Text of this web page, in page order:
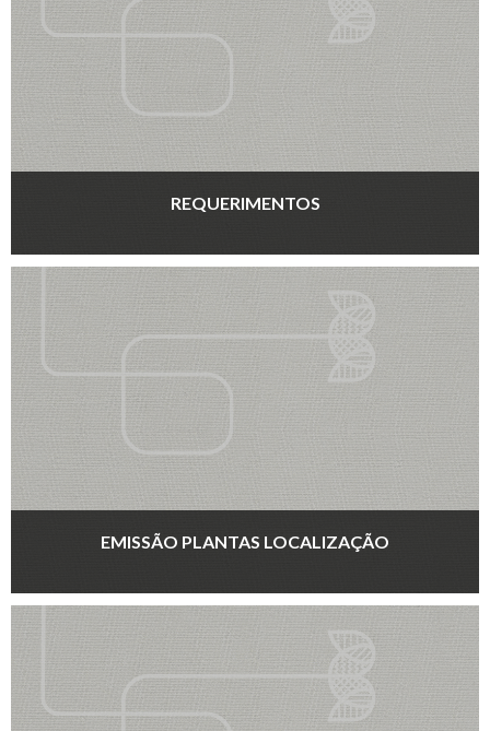
REQUERIMENTOS
EMISSÃO PLANTAS LOCALIZAÇÃO